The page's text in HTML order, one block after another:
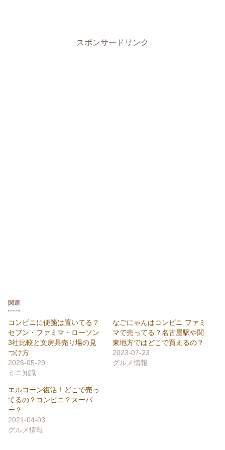
スポンサードリンク
関連
コンビニに便箋は置いてる？
セブン・ファミマ・ローソン
3社比較と文房具売り場の見
つけ方
2026-05-29
ミニ知識
なごにゃんはコンビニ ファミ
マで売ってる？名古屋駅や関
東地方ではどこで買えるの？
2023-07-23
グルメ情報
エルコーン復活！どこで売っ
てるの？コンビニ？スーパ
ー？
2021-04-03
グルメ情報